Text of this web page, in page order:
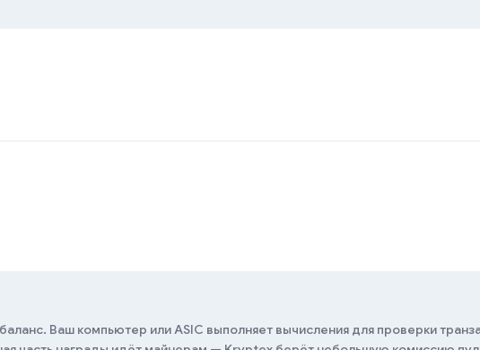
Ваш компьютер или ASIC выполняет вычисления для проверки